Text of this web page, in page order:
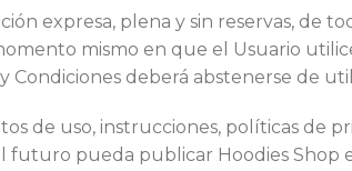
expresa, plena y sin reservas, de
mismo en que el Usuario
deberá abstenerse de
de uso, instrucciones, políticas de
futuro pueda publicar Hoodies Shop